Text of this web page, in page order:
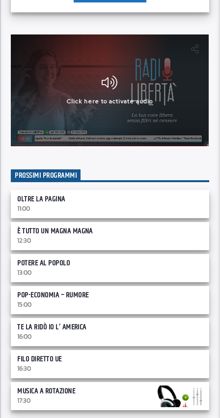
PROSSIMI PROGRAMMI
OLTRE LA PAGINA
11:00
È TUTTO UN MAGNA MAGNA
12:30
POTERE AL POPOLO
13:00
POP-ECONOMIA – RUMORE
15:00
TE LA RIDÒ IO L’ AMERICA
16:00
FILO DIRETTO UE
16:30
MUSICA A ROTAZIONE
17:30